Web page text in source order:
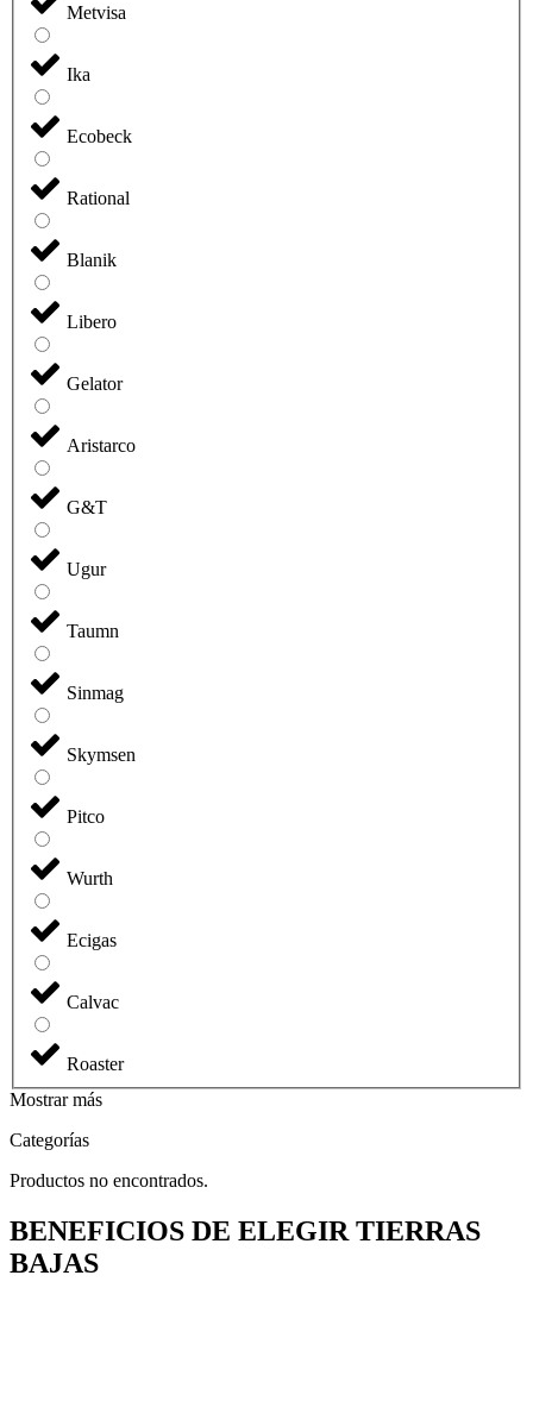
Metvisa
Ika
Ecobeck
Rational
Blanik
Libero
Gelator
Aristarco
G&T
Ugur
Taumn
Sinmag
Skymsen
Pitco
Wurth
Ecigas
Calvac
Roaster
Mostrar más
Categorías
Productos no encontrados.
BENEFICIOS DE ELEGIR TIERRAS
BAJAS